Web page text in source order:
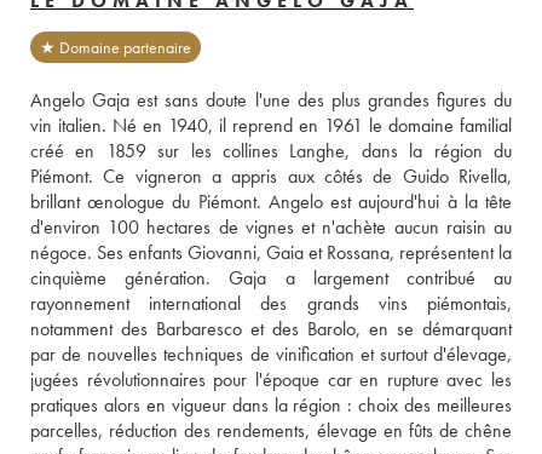
★ Domaine partenaire
Angelo Gaja est sans doute l'une des plus grandes figures du
vin italien. Né en 1940, il reprend en 1961 le domaine familial
créé en 1859 sur les collines Langhe, dans la région du
Piémont. Ce vigneron a appris aux côtés de Guido Rivella,
brillant œnologue du Piémont. Angelo est aujourd'hui à la tête
d'environ 100 hectares de vignes et n'achète aucun raisin au
négoce. Ses enfants Giovanni, Gaia et Rossana, représentent la
cinquième génération. Gaja a largement contribué au
rayonnement international des grands vins piémontais,
notamment des Barbaresco et des Barolo, en se démarquant
par de nouvelles techniques de vinification et surtout d'élevage,
jugées révolutionnaires pour l'époque car en rupture avec les
pratiques alors en vigueur dans la région : choix des meilleures
parcelles, réduction des rendements, élevage en fûts de chêne